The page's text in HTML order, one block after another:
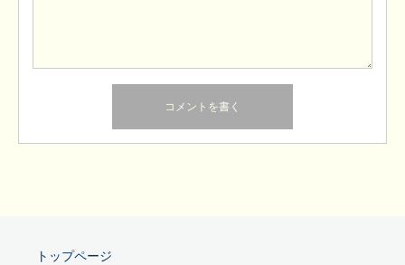
トップページ